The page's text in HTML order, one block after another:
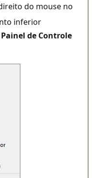
do mouse no
inferior
Painel de Controle